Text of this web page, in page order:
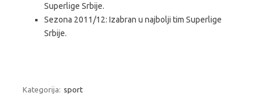
Superlige Srbije.
Sezona 2011/12: Izabran u najbolji tim Superlige
Srbije.
Kategorija: sport